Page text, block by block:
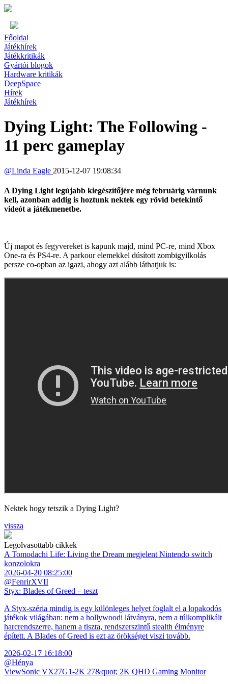
Főoldal
Játékhírek
Játékkritikák
Gyártói blogok
Hardware kritikák
DeepSpace
Hírek
Játékhírek
Dying Light: The Following -
11 perc gameplay
@Linda Eagle 2015-12-07 19:08:34
A Dying Light legújabb kiegészítőjére még februárig várnunk
kell, azonban addig is hoztunk nektek egy rövid betekintő
videót a játékmenetbe.
Új mapot és fegyvereket is kapunk majd, mind PC-re, mind Xbox
One-ra és PS4-re. A parkour elemekkel dúsított zombigyilkolás
persze co-opban az igazi, ahogy azt alább láthatjuk is:
Nektek hogy tetszik a Dying Light?
vissza
Legolvasottabb cikkek
A Tomodachi Life: Living the Dream megjelent Nintendo switch
konzolokra
2026-04-20 08:25:00
@FenrirXVII
Styx: Blades of Greed – teszt
A Styx-széria mindig is egy különleges helyet foglalt el a lopakodós
játékok világában: nem a hollywoodi látványra, nem a túlkomplikált
harcrendszerre, hanem a tiszta, rendszerszintű stealth élményre
épített. A Blades of Greed is ezt az örökséget viszi tovább.
2026-02-17 16:18:00
@Hénya
ViewSonic VX27G1-2K 27&quot; 2K QHD Gaming Monitor